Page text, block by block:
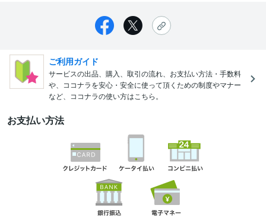
ご利用ガイド
サービスの出品、購入、取引の流れ、お支払い方法・手数料
や、ココナラを安心・安全に使って頂くための制度やマナー
など、ココナラの使い方はこちら。
お支払い方法